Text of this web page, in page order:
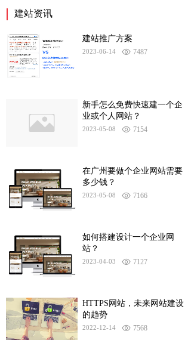
建站资讯
建站推广方案
2023-06-14 7487
新手怎么免费快速建一个企
业或个人网站？
2023-05-08 7154
在广州要做个企业网站需要
多少钱？
2023-05-08 7166
如何搭建设计一个企业网
站？
2023-04-03 7127
HTTPS网站，未来网站建设
的趋势
2022-12-14 7568